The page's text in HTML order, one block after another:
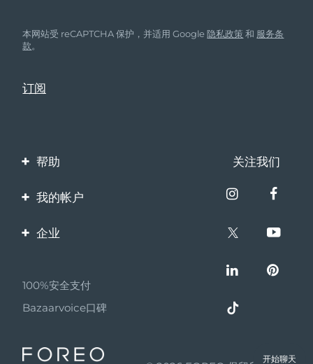
本网站受 reCAPTCHA 保护，并适用 Google隐私政策 和 服务条
款。
帮助
联系我们
关注我们
我的帐户
产品注册
企业
伙伴计划
联盟新闻
100%安全支付
Bazaarvoice口碑
开始聊天